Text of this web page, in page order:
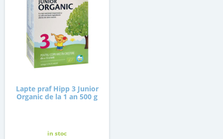
Lapte praf Hipp 3 Junior
Organic de la 1 an 500 g
in stoc